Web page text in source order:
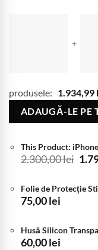
+
produsele: 1.934,99
ADAUGĂ-LE PE
This Product:
2.300,00lei
Folie de Protecție
75,00lei
Husă Silicon
60,00lei